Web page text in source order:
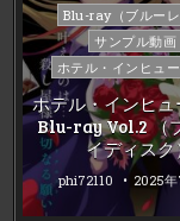
Posted
in
Blu-ray（ブルーレ
サンプル動画
ホテル・インヒュ
ホテル・インヒ
Blu-ray Vol.2 （
イディスク
phi72110 2025